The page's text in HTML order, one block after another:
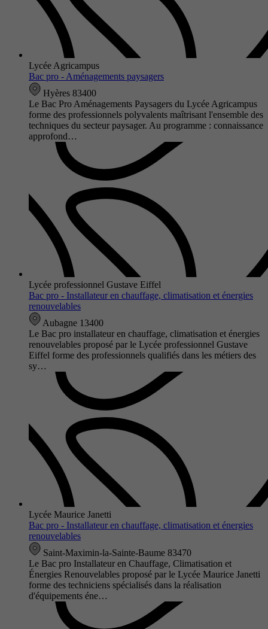
Lycée Agricampus
Bac pro - Aménagements paysagers
Hyères 83400
Le Bac Pro Aménagements Paysagers du Lycée Agricampus
forme des professionnels polyvalents maîtrisant l'ensemble des
techniques du secteur paysager. Au programme : connaissance
approfond…
Lycée professionnel Gustave Eiffel
Bac pro - Installateur en chauffage, climatisation et énergies
renouvelables
Aubagne 13400
Le Bac pro installateur en chauffage, climatisation et énergies
renouvelables proposé par le Lycée professionnel Gustave
Eiffel forme des professionnels qualifiés dans les métiers des
sy…
Lycée Maurice Janetti
Bac pro - Installateur en chauffage, climatisation et énergies
renouvelables
Saint-Maximin-la-Sainte-Baume 83470
Le Bac pro Installateur en Chauffage, Climatisation et
Énergies Renouvelables proposé par le Lycée Maurice Janetti
forme des techniciens spécialisés dans la réalisation
d'équipements éne…